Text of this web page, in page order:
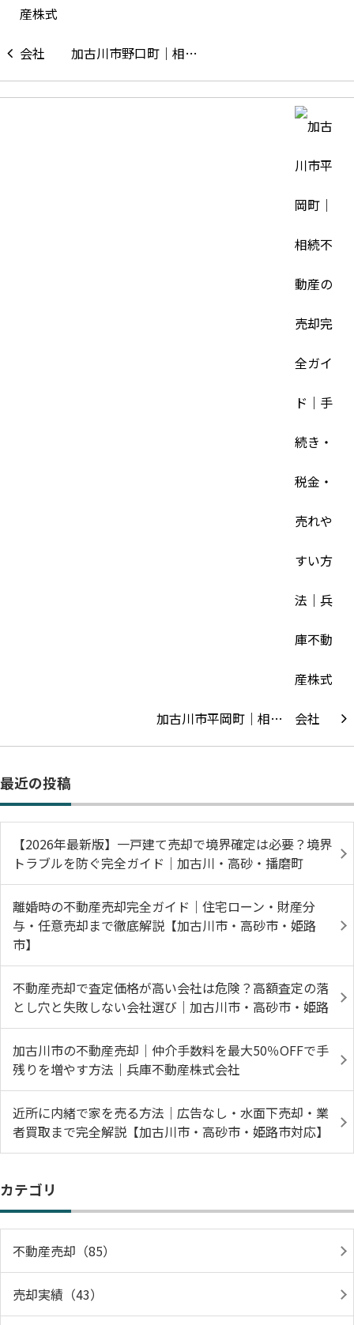
加古川市野口町｜相…
加古川市平岡町｜相…
最近の投稿
【2026年最新版】一戸建て売却で境界確定は必要？境界
トラブルを防ぐ完全ガイド｜加古川・高砂・播磨町
離婚時の不動産売却完全ガイド｜住宅ローン・財産分
与・任意売却まで徹底解説【加古川市・高砂市・姫路
市】
不動産売却で査定価格が高い会社は危険？高額査定の落
とし穴と失敗しない会社選び｜加古川市・高砂市・姫路
加古川市の不動産売却｜仲介手数料を最大50％OFFで手
残りを増やす方法｜兵庫不動産株式会社
近所に内緒で家を売る方法｜広告なし・水面下売却・業
者買取まで完全解説【加古川市・高砂市・姫路市対応】
カテゴリ
不動産売却（85）
売却実績（43）